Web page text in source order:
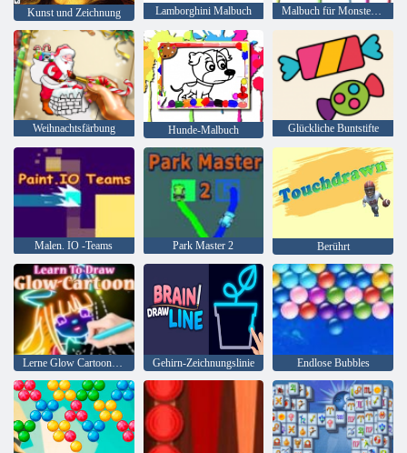
Kunst und Zeichnung Lamborghini Malbuch Malbuch für Monster Truck
Weihnachtsfärbung Hunde-Malbuch Glückliche Buntstifte
Malen. IO -Teams Park Master 2 Berührt
Lerne Glow Cartoon zu zeichnen Gehirn-Zeichnungslinie Endlose Bubbles